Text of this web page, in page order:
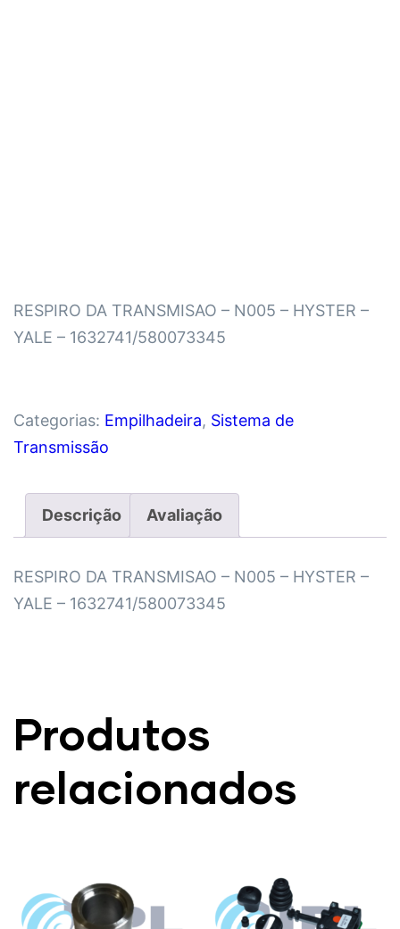
RESPIRO DA TRANSMISAO – N005 – HYSTER –
YALE – 1632741/580073345
Categorias: Empilhadeira, Sistema de
Transmissão
Descrição Avaliação
RESPIRO DA TRANSMISAO – N005 – HYSTER –
YALE – 1632741/580073345
Produtos
relacionados